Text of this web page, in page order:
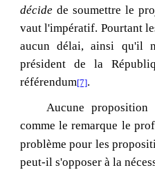
décide de soumettre le
vaut l'impératif. Pourtant
aucun délai, ainsi qu'il
président de la
référendum[7].
Aucune
comme le remarque le
problème pour les
peut-il s'opposer à la